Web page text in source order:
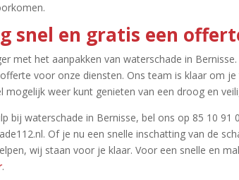
snel en gratis een
met het aanpakken van waterschade in
voor onze diensten.​ Ons team is klaar om
mogelijk weer kunt genieten van een droog en
bij waterschade in Bernisse, bel ons op 85 10 91
Of je nu een snelle inschatting van de
wij staan voor je klaar.​ Voor een snelle en
.​